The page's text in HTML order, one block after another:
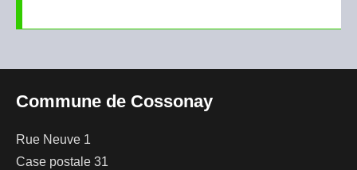
Commune de Cossonay
Rue Neuve 1
Case postale 31